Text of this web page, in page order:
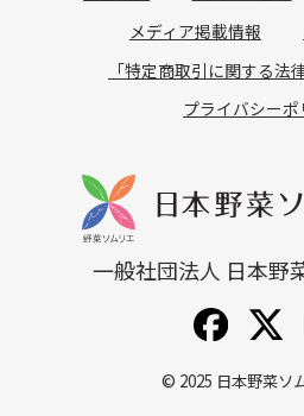
メディア掲載情報
「特定商取引に関する法
プライバシーポ
一般社団法人 日本野
© 2025 日本野菜ソ